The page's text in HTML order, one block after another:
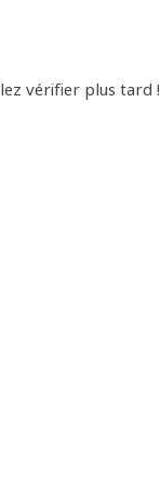
vérifier plus tard !